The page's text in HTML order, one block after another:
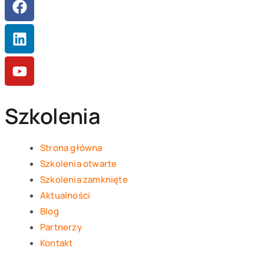
Szkolenia
Strona główna
Szkolenia otwarte
Szkolenia zamknięte
Aktualności
Blog
Partnerzy
Kontakt